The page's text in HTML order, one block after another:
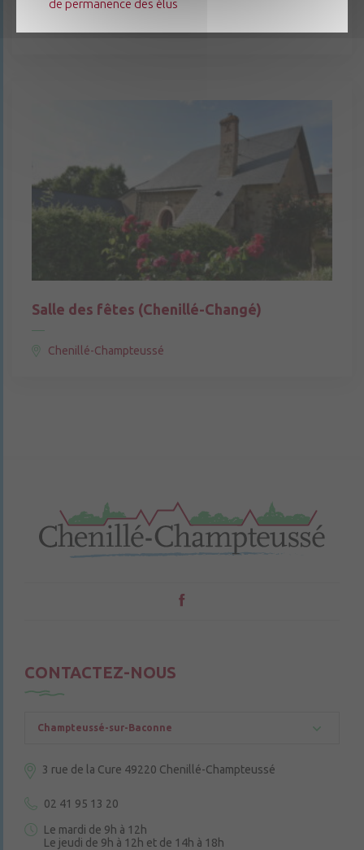
Voir les disponibilités
Salle des fêtes (Chenillé-Changé)
Chenillé-Champteussé
CONTACTEZ-NOUS
Champteussé-sur-Baconne
3 rue de la Cure 49220 Chenillé-Champteussé
02 41 95 13 20
Le mardi de 9h à 12h
Le jeudi de 9h à 12h et de 14h à 18h
de permanence des élus